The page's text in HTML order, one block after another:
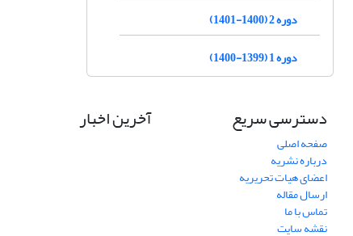
دوره 2 (1400-1401)
دوره 1 (1399-1400)
دسترسی سریع
صفحه اصلی
درباره نشریه
اعضای هیات تحریریه
ارسال مقاله
تماس با ما
نقشه سایت
آخرین اخبار